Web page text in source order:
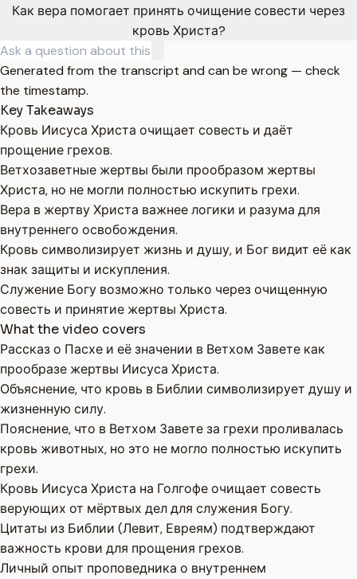
Как вера помогает принять очищение совести через
кровь Христа?
Generated from the transcript and can be wrong — check
the timestamp.
Key Takeaways
Кровь Иисуса Христа очищает совесть и даёт
прощение грехов.
Ветхозаветные жертвы были прообразом жертвы
Христа, но не могли полностью искупить грехи.
Вера в жертву Христа важнее логики и разума для
внутреннего освобождения.
Кровь символизирует жизнь и душу, и Бог видит её как
знак защиты и искупления.
Служение Богу возможно только через очищенную
совесть и принятие жертвы Христа.
What the video covers
Рассказ о Пасхе и её значении в Ветхом Завете как
прообразе жертвы Иисуса Христа.
Объяснение, что кровь в Библии символизирует душу и
жизненную силу.
Пояснение, что в Ветхом Завете за грехи проливалась
кровь животных, но это не могло полностью искупить
грехи.
Кровь Иисуса Христа на Голгофе очищает совесть
верующих от мёртвых дел для служения Богу.
Цитаты из Библии (Левит, Евреям) подтверждают
важность крови для прощения грехов.
Личный опыт проповедника о внутреннем